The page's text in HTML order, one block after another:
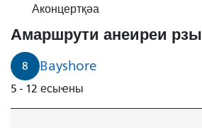
рышьҭахь
8
Беишор
4
минуҭк
рышьҭахь
Аконцертқәа
Амаршрути анеиреи
8 Bayshore
5 - 12 есыҽны